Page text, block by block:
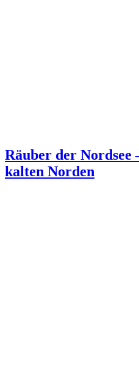
Räuber der
kalten Norden